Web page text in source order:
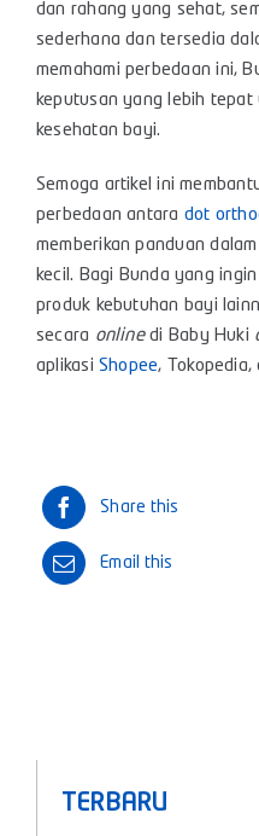
dan rahang yang sehat,
sederhana dan tersedia
memahami perbedaan ini,
keputusan yang lebih tepat
kesehatan bayi.
Semoga artikel ini
perbedaan antara dot
memberikan panduan
kecil. Bagi Bunda yang
produk kebutuhan bayi
secara onlinedi Baby Huki
aplikasiShopee, Tokopedia,
Share this
Email this
TERBARU